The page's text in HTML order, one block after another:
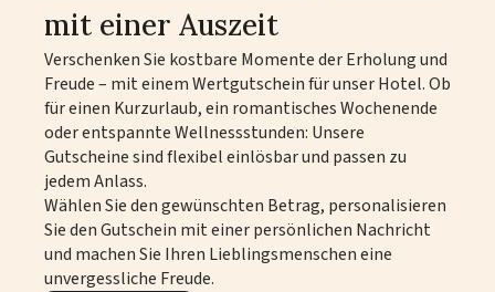
mit einer Auszeit
Verschenken Sie kostbare Momente der Erholung und
Freude – mit einem Wertgutschein für unser Hotel. Ob
für einen Kurzurlaub, ein romantisches Wochenende
oder entspannte Wellnessstunden: Unsere
Gutscheine sind flexibel einlösbar und passen zu
jedem Anlass.
Wählen Sie den gewünschten Betrag, personalisieren
Sie den Gutschein mit einer persönlichen Nachricht
und machen Sie Ihren Lieblingsmenschen eine
unvergessliche Freude.